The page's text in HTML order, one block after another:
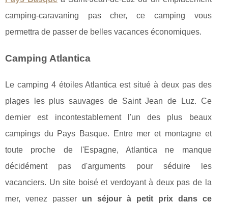
camping-caravaning pas cher, ce camping vous
permettra de passer de belles vacances économiques.
Camping Atlantica
Le camping 4 étoiles Atlantica est situé à deux pas des
plages les plus sauvages de Saint Jean de Luz. Ce
dernier est incontestablement l'un des plus beaux
campings du Pays Basque. Entre mer et montagne et
toute proche de l'Espagne, Atlantica ne manque
décidément pas d'arguments pour séduire les
vacanciers. Un site boisé et verdoyant à deux pas de la
mer, venez passer un séjour à petit prix dans ce